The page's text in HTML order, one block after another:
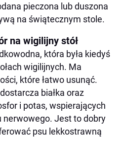
pieczona lub duszona
na świątecznym stole.
na wigilijny stół
która była kiedyś
wigilijnych. Ma
które łatwo usunąć.
białka oraz
i potas, wspierających
nerwowego. Jest to dobry
psu lekkostrawną